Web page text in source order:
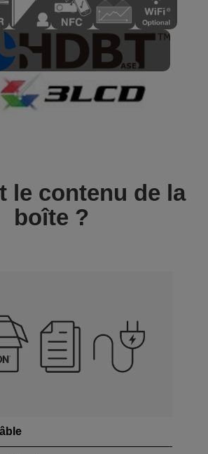
le contenu de la
boîte ?